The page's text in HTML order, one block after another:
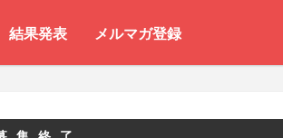
結果発表 メルマガ登録